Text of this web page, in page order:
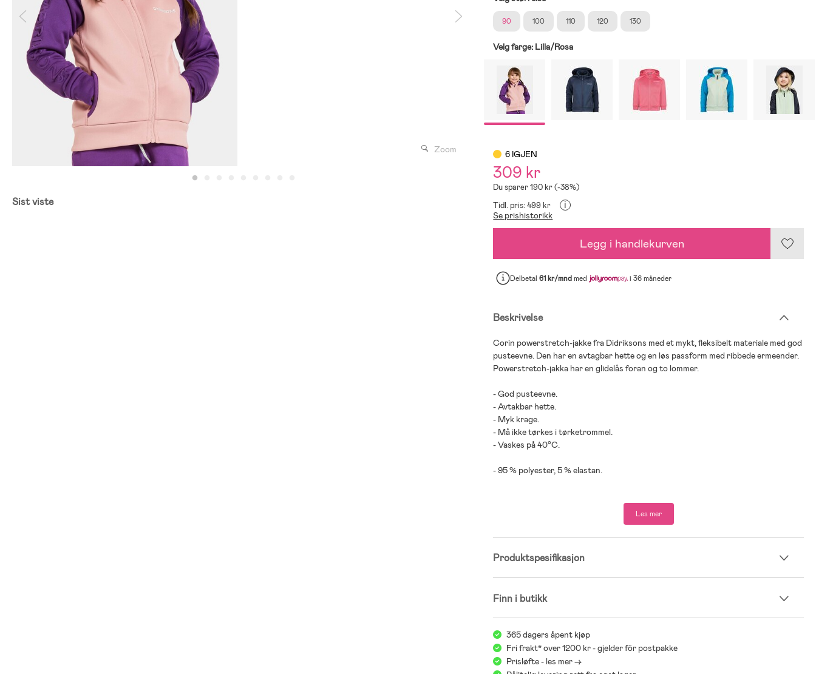
Zoom
Sist viste
90 100 110 120 130
Velg farge: Lilla/Rosa
6 IGJEN
309 kr
Du sparer 190 kr (-38%)
Tidl. pris: 499 kr
i
Se prishistorikk
Legg i handlekurven
Delbetal61 kr/mnd med i 36 måneder
Beskrivelse
Corin powerstretch-jakke fra Didriksons med et mykt, fleksibelt materiale med god
pusteevne. Den har en avtagbar hette og en løs passform med ribbede ermeender.
Powerstretch-jakka har en glidelås foran og to lommer.
- God pusteevne.
- Avtakbar hette.
- Myk krage.
- Må ikke tørkes i tørketrommel.
- Vaskes på 40°C.
- 95 % polyester, 5 % elastan.
Les mer
Produktspesifikasjon
Finn i butikk
365 dagers åpent kjøp
Fri frakt* over 1200 kr - gjelder för postpakke
Prisløfte - les mer ->